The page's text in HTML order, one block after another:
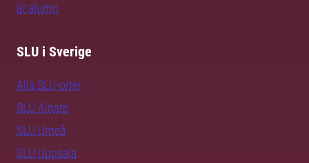
är alumn
SLU i Sverige
Alla SLU-orter
SLU Alnarp
SLU Umeå
SLU Uppsala